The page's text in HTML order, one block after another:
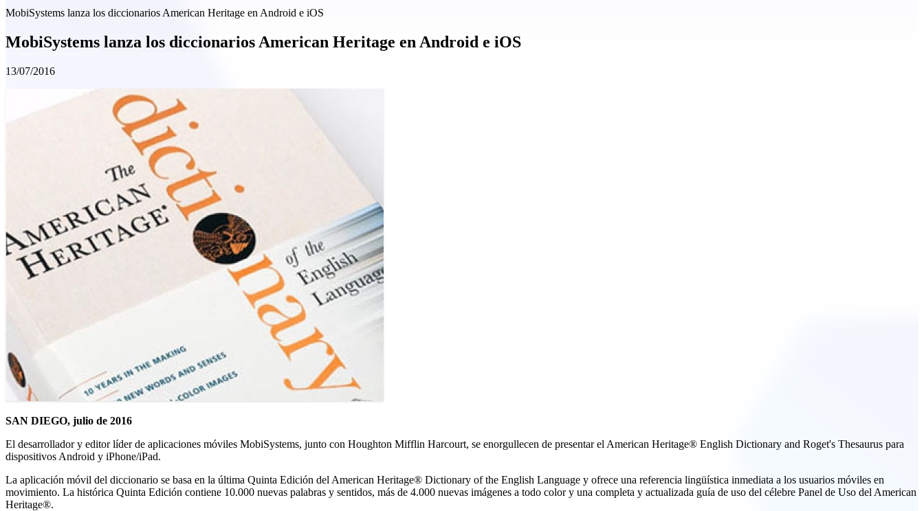
MobiSystems lanza los diccionarios American Heritage en Android e iOS
MobiSystems lanza los diccionarios American Heritage en Android e iOS
13/07/2016
SAN DIEGO, julio de 2016
El desarrollador y editor líder de aplicaciones móviles MobiSystems, junto con Houghton Mifflin Harcourt, se enorgullecen de presentar el American Heritage® English Dictionary and Roget's Thesaurus para
dispositivos Android y iPhone/iPad.
La aplicación móvil del diccionario se basa en la última Quinta Edición del American Heritage® Dictionary of the English Language y ofrece una referencia lingüística inmediata a los usuarios móviles en
movimiento. La histórica Quinta Edición contiene 10.000 nuevas palabras y sentidos, más de 4.000 nuevas imágenes a todo color y una completa y actualizada guía de uso del célebre Panel de Uso del American
Heritage®.